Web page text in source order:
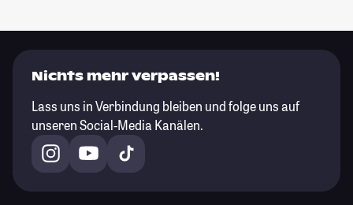
Nichts mehr verpassen!
Lass uns in Verbindung bleiben und folge uns auf
unseren Social-Media Kanälen.